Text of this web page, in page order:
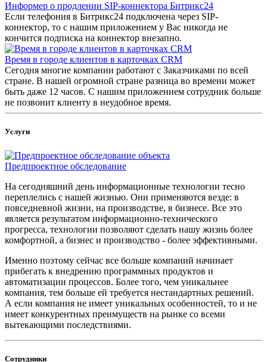
Информер о продлении SIP-коннектора Битрикс24
Если телефония в Битрикс24 подключена через SIP-
коннектор, то с нашим приложением у Вас никогда не
кончится подписка на коннектор внезапно.
Время в городе клиентов в карточках CRM
Сегодня многие компании работают с Заказчиками по всей
стране. В нашей огромной стране разница во времени может
быть даже 12 часов. С нашим приложением сотрудник больше
не позвонит клиенту в неудобное время.
Услуги
Предпроектное обследование
На сегодняшний день информационные технологии тесно
переплелись с нашей жизнью. Они применяются везде: в
повседневной жизни, на производстве, в бизнесе. Все это
является результатом информационно-технического
прогресса, технологии позволяют сделать нашу жизнь более
комфортной, а бизнес и производство - более эффективными.
Именно поэтому сейчас все больше компаний начинает
прибегать к внедрению программных продуктов и
автоматизации процессов. Более того, чем уникальнее
компания, тем больше ей требуется нестандартных решений.
А если компания не имеет уникальных особенностей, то и не
имеет конкурентных преимуществ на рынке со всеми
вытекающими последствиями.
Сотрудники